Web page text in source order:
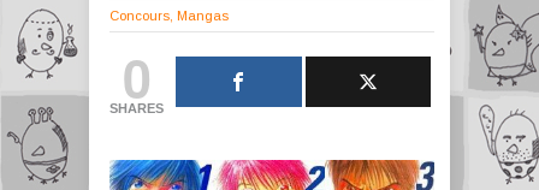
Concours Mangas
0
SHARES